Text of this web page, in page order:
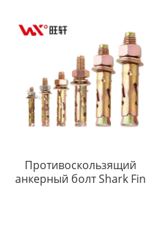
Противоскользящий
анкерный болт Shark Fin